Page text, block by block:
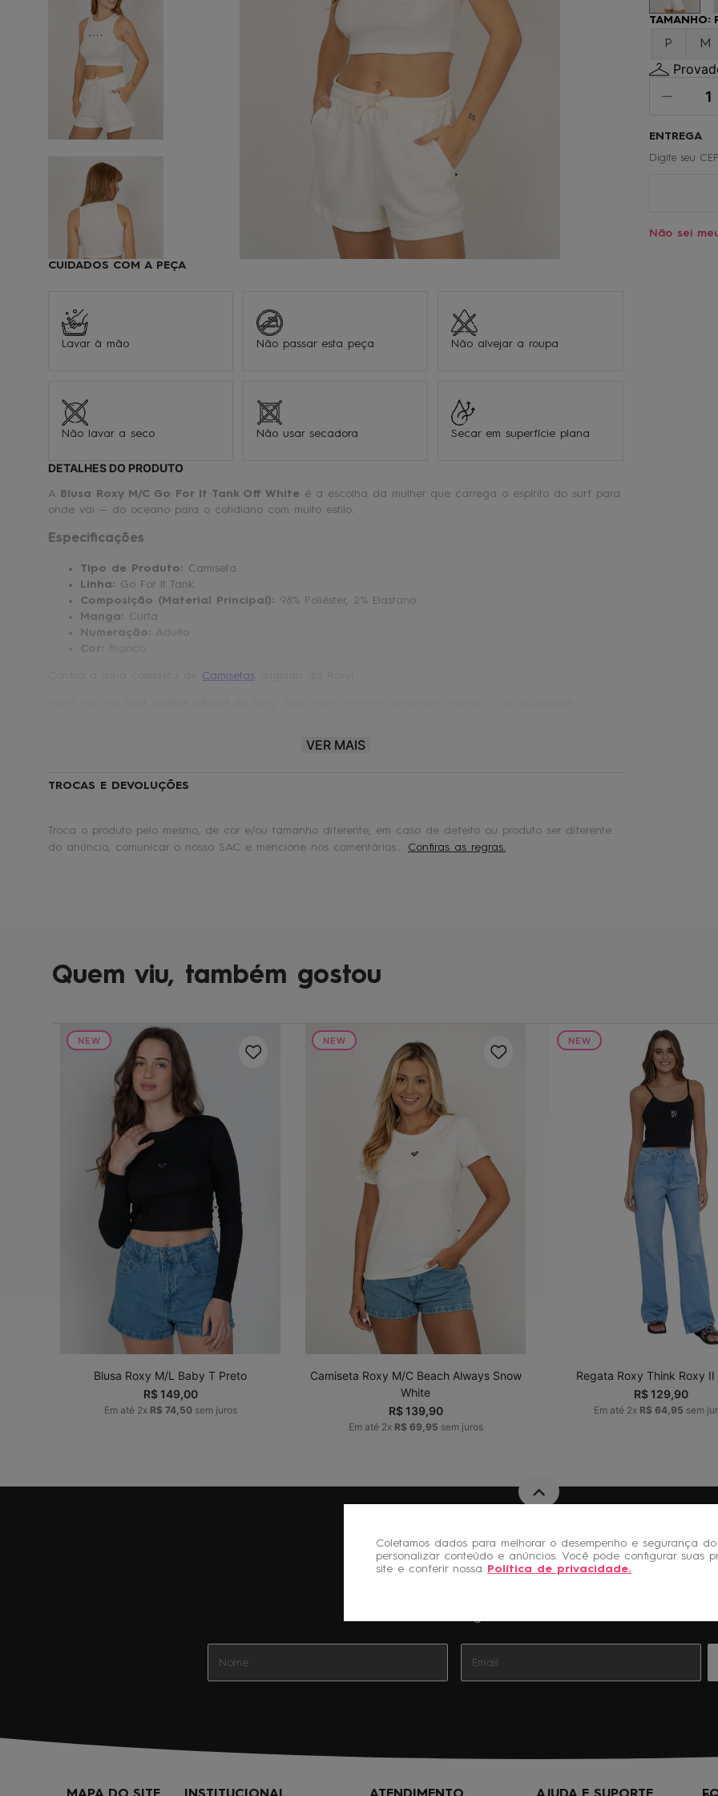
Coletamos dados para melhorar o desempenho e segurança
personalizar conteúdo e anúncios. Você pode configurar suas
site e conferir nossa
Política de privacidade.
CUIDADOS COM A PEÇA
Lavar à mão Não passar esta peça Não alvejar a roupa
Não lavar a seco Não usar secadora Secar em superfície plana
DETALHES DO PRODUTO
A Blusa Roxy M/C Go For It Tank Off White é a escolha da mulher que carrega o espírito do surf para
onde vai — do oceano para o cotidiano com muito estilo.
Especificações
Tipo de Produto: Camiseta
Linha: Go For It Tank
Composição (Material Principal): 98% Poliéster, 2% Elastano
Manga: Curta
Numeração:
Adulto
Branco
Camisetas
VER MAIS
TROCAS E DEVOLUÇÕES
Troca o produto pelo mesmo, de cor e/ou tamanho diferente, em caso de defeito ou produto ser diferente
do anúncio, comunicar o nosso SAC e mencione nos comentários... Confiras as regras.
TAMANHO:
P M
Não sei
Quem viu, também gostou
NEW
P G GG
ADICIONAR AO
CARRINHO
Blusa Roxy M/L Baby T Preto
R$149,00
Em até 2x R$ 74,50sem juros
NEW
P M G GG
ADICIONAR AO
CARRINHO
Camiseta Roxy M/C Beach Always Snow
White
R$139,90
Em até 2x R$ 69,95 sem juros
NEW
M GG
ADICIONAR AO
Regata Roxy Think Roxy II
R$129,90
Em até 2x R$ 64,95 sem